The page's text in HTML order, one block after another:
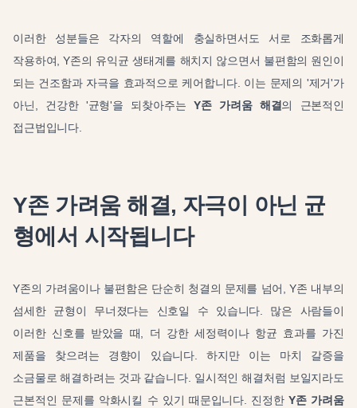
이러한 성분들은 각자의 역할에 충실하면서도 서로 조화롭게
작용하여, Y존의 유익균 생태계를 해치지 않으면서 불편함의 원인이
되는 건조함과 자극을 효과적으로 케어합니다. 이는 문제의 '제거'가
아닌, 건강한 '균형'을 되찾아주는 Y존 가려움 해결의 근본적인
접근법입니다.
Y존 가려움 해결, 자극이 아닌 균
형에서 시작됩니다
Y존의 가려움이나 불편함은 단순히 청결의 문제를 넘어, Y존 내부의
섬세한 균형이 무너졌다는 신호일 수 있습니다. 많은 사람들이
이러한 신호를 받았을 때, 더 강한 세정력이나 항균 효과를 가진
제품을 찾으려는 경향이 있습니다. 하지만 이는 마치 갈증을
소금물로 해결하려는 것과 같습니다. 일시적인 해결처럼 보일지라도
근본적인 문제를 악화시킬 수 있기 때문입니다. 진정한Y존 가려움